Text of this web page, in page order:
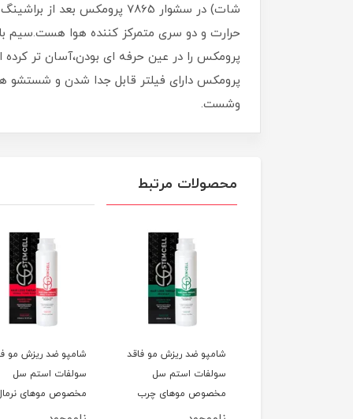
شات) در سشوار 7865
پرومکس دارای فیلتر قابل جدا شدن و شستشو
وشست.
محصولات مرتبط
شامپو ضد ریزش مو فاقد
سولفات استم سل
مخصوص موهای چرب
حجم 250ML
شامپو ضد ریزش مو
سولفات استم سل
مخصوص موهای
خشک حجم 250ML